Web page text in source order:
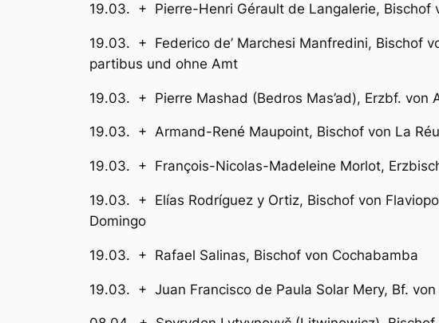
19.03. + Pierre-Henri Gérault de
19.03. + Federico de’ Marchesi Manfredini,
partibus und ohne Amt
19.03. + Pierre Mashad (Bedros Mas’ad), Erzbf.
19.03. + Armand-René Maupoint, Bischof von
19.03. + François-Nicolas-Madeleine Morlot,
19.03. + Elías Rodríguez y Ortiz, Bischof von
Domingo
19.03. + Rafael Salinas, Bischof von
19.03. + Juan Francisco de Paula Solar Mery,